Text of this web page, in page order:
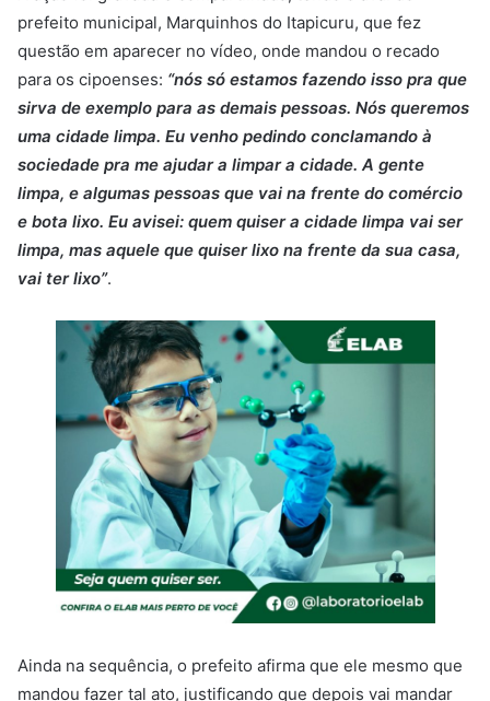
prefeito municipal, Marquinhos do Itapicuru, que fez
questão em aparecer no vídeo, onde mandou o recado
para os cipoenses: “nós só estamos fazendo isso pra que
sirva de exemplo para as demais pessoas. Nós queremos
uma cidade limpa. Eu venho pedindo conclamando à
sociedade pra me ajudar a limpar a cidade. A gente
limpa, e algumas pessoas que vai na frente do comércio
e bota lixo. Eu avisei: quem quiser a cidade limpa vai ser
limpa, mas aquele que quiser lixo na frente da sua casa,
vai ter lixo”.
Ainda na sequência, o prefeito afirma que ele mesmo que
mandou fazer tal ato, justificando que depois vai mandar